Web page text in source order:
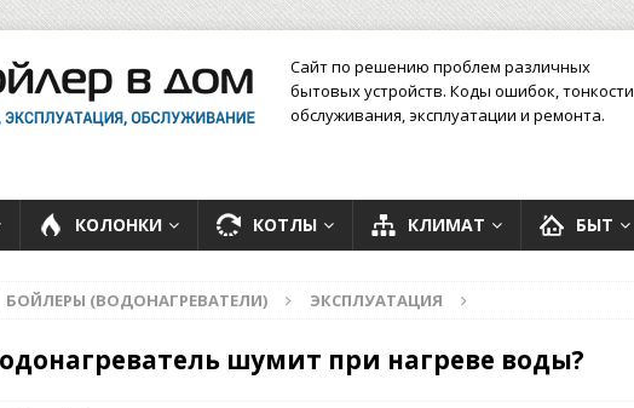
Сайт по решению проблем различных
бытовых устройств. Коды ошибок, тонкости
обслуживания, эксплуатации и ремонта.
КОЛОНКИ КОТЛЫ КЛИМАТ БЫТ
БОЙЛЕРЫ (ВОДОНАГРЕВАТЕЛИ) ЭКСПЛУАТАЦИЯ
шумит при нагреве воды?